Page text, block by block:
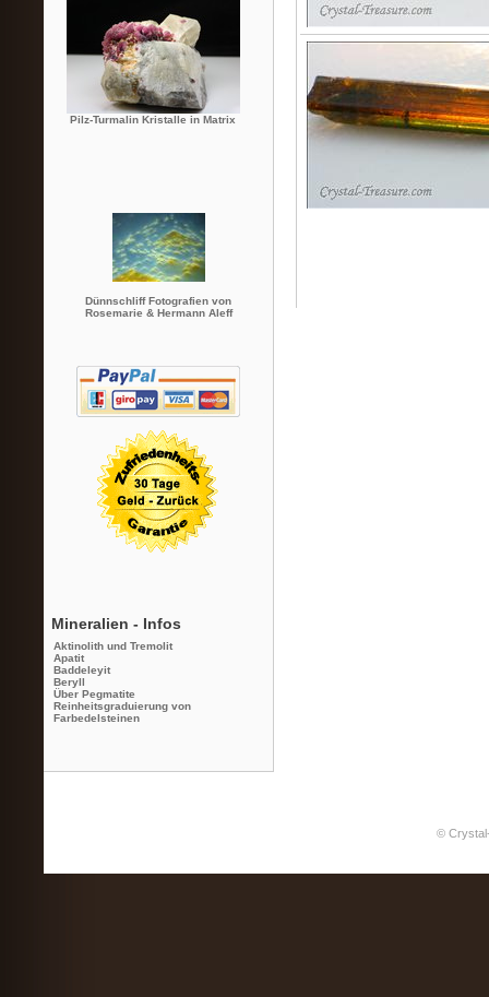
Pilz-Turmalin Kristalle in Matrix
Dünnschliff Fotografien von
Rosemarie & Hermann Aleff
Mineralien - Infos
Aktinolith und Tremolit
Apatit
Baddeleyit
Beryll
Über Pegmatite
Reinheitsgraduierung von
Farbedelsteinen
©